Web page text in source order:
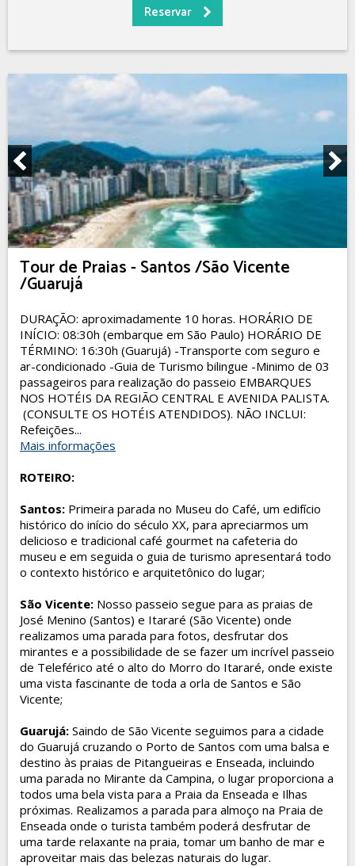
Tour de Praias - Santos /São Vicente
/Guarujá
DURAÇÃO: aproximadamente 10 horas. HORÁRIO DE
INÍCIO: 08:30h (embarque em São Paulo) HORÁRIO DE
TÉRMINO: 16:30h (Guarujá) -Transporte com seguro e
ar-condicionado -Guia de Turismo bilingue -Minimo de 03
passageiros para realização do passeio EMBARQUES
NOS HOTÉIS DA REGIÃO CENTRAL E AVENIDA PALISTA.
(CONSULTE OS HOTÉIS ATENDIDOS). NÃO INCLUI:
Refeições...
Mais informações
ROTEIRO:
Santos: Primeira parada no Museu do Café, um edifício
histórico do início do século XX, para apreciarmos um
delicioso e tradicional café gourmet na cafeteria do
museu e em seguida o guia de turismo apresentará todo
o contexto histórico e arquitetônico do lugar;
São Vicente: Nosso passeio segue para as praias de
José Menino (Santos) e Itararé (São Vicente) onde
realizamos uma parada para fotos, desfrutar dos
mirantes e a possibilidade de se fazer um incrível passeio
de Teleférico até o alto do Morro do Itararé, onde existe
uma vista fascinante de toda a orla de Santos e São
Vicente;
Guarujá: Saindo de São Vicente seguimos para a cidade
do Guarujá cruzando o Porto de Santos com uma balsa e
destino às praias de Pitangueiras e Enseada, incluindo
uma parada no Mirante da Campina, o lugar proporciona a
todos uma bela vista para a Praia da Enseada e Ilhas
próximas. Realizamos a parada para almoço na Praia de
Enseada onde o turista também poderá desfrutar de
uma tarde relaxante na praia, tomar um banho de mar e
aproveitar mais das belezas naturais do lugar.